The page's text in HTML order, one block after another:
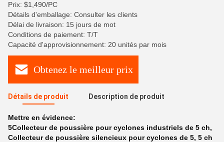
Prix: $1,490/PC
Détails d'emballage: Consulter les clients
Délai de livraison: 15 jours de mot
Conditions de paiement: T/T
Capacité d'approvisionnement: 20 unités par mois
Obtenez le meilleur prix
Détails de produit Description de produit
Mettre en évidence:
5Collecteur de poussière pour cyclones industriels de 5 ch,
Collecteur de poussière silencieux pour cyclones de 5, 5 ch